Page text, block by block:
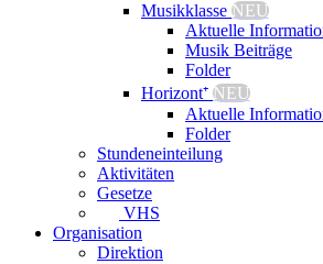
Musikklasse NEU
Aktuelle
Musik Beiträge
Folder
Horizont⁺ NEU
Aktuelle
Folder
Stundeneinteilung
Aktivitäten
Gesetze
VHS
Organisation
Direktion